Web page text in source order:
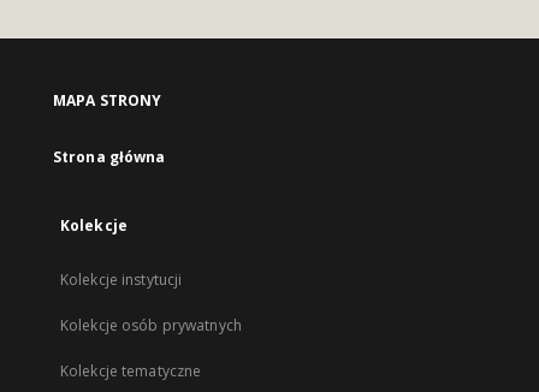
MAPA STRONY
Strona główna
Kolekcje
Kolekcje instytucji
Kolekcje osób prywatnych
Kolekcje tematyczne